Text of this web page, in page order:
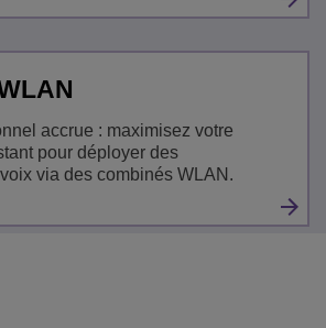
accrue : maximisez votre
pour déployer des
via des combinés WLAN.